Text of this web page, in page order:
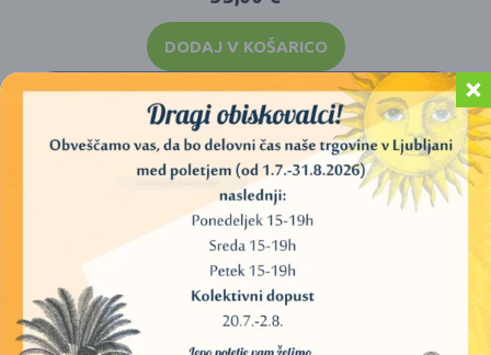
DODAJ V KOŠARICO